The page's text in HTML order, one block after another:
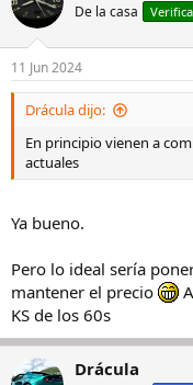
De la casa
11 Jun 2024
Drácula dijo:
En principio vienen a
actuales
Ya bueno.
Pero lo ideal sería
mantener el precio
KS de los 60s
Drácula